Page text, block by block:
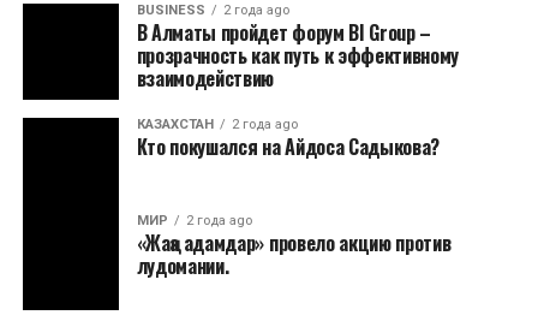
BUSINESS 2 года ago
В Алматы пройдет форум BI Group –
прозрачность как путь к эффективному
взаимодействию
КАЗАХСТАН 2 года ago
Кто покушался на Айдоса Садыкова?
МИР 2 года ago
«Жаңа адамдар» провело акцию против
лудомании.